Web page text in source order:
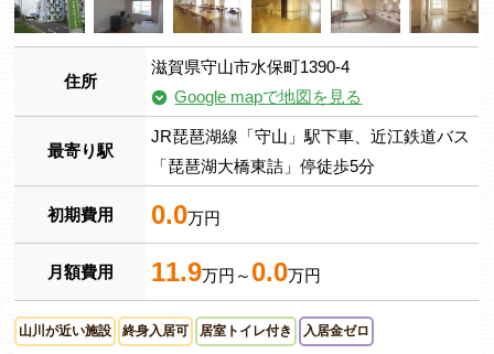
住所
滋賀県守山市水保町1390-4
Google mapで地図を見る
最寄り駅
JR琵琶湖線「守山」駅下車、近江鉄道バス
「琵琶湖大橋東詰」停徒歩5分
初期費用 0.0万円
月額費用 11.9万円～ 0.0万円
山川が近い施設 終身入居可 居室トイレ付き 入居金ゼロ